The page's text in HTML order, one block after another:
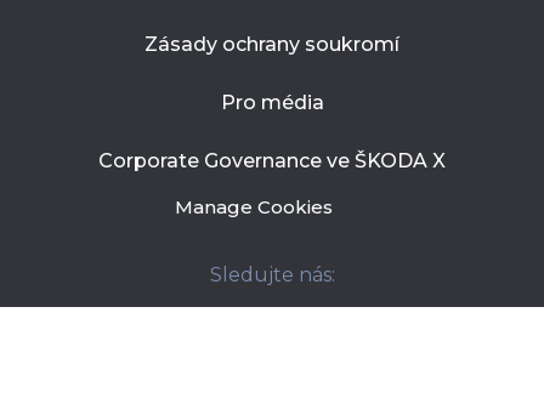
Zásady ochrany soukromí
Pro média
Corporate Governance ve ŠKODA X
Manage Cookies
Sledujte nás: